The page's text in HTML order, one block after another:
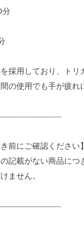
分
採用しており、トリ
の使用でも手が疲れ
前にご確認ください】
記載がない商品につ
ません。